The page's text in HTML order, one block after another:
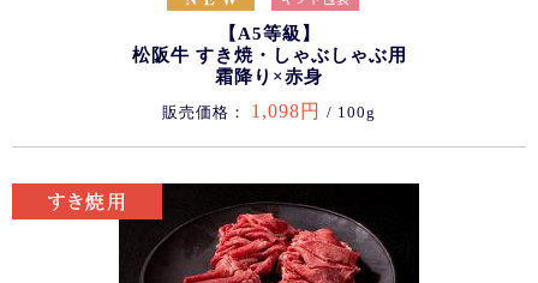
【A5等級】
松阪牛 すき焼・しゃぶしゃぶ用
霜降り×赤身
販売価格： 1,098円 / 100g